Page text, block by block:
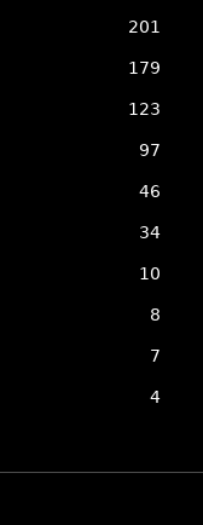
201
179
123
97
46
34
10
8
7
4